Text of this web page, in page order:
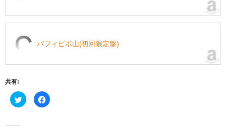
パフィピポ山(初回限定盤)
共有:
ク
リ
Facebook
で